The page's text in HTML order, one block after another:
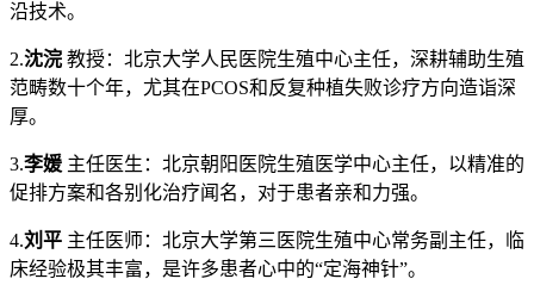
沿技术。
2.沈浣 教授：北京大学人民医院生殖中心主任，深耕辅助生殖
范畴数十个年，尤其在PCOS和反复种植失败诊疗方向造诣深
厚。
3.李媛 主任医生：北京朝阳医院生殖医学中心主任，以精准的
促排方案和各别化治疗闻名，对于患者亲和力强。
4.刘平 主任医师：北京大学第三医院生殖中心常务副主任，临
床经验极其丰富，是许多患者心中的“定海神针”。